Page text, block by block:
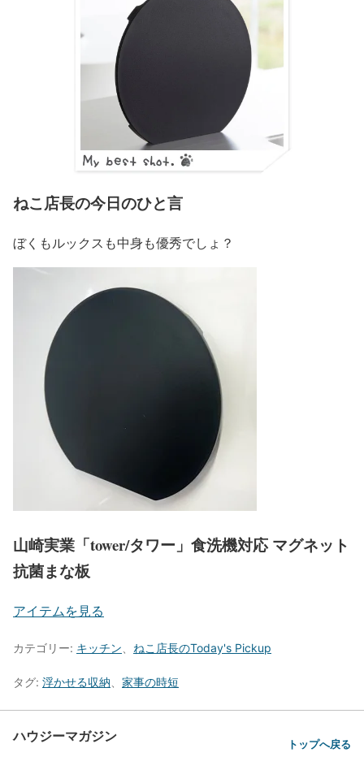
ねこ店長の今日のひと言
ぼくもルックスも中身も優秀でしょ？
山崎実業「tower/タワー」食洗機対応 マグネット
抗菌まな板
アイテムを見る
カテゴリー: キッチン ねこ店長のToday's Pickup
タグ: 浮かせる収納 家事の時短
ハウジーマガジン トップへ戻る